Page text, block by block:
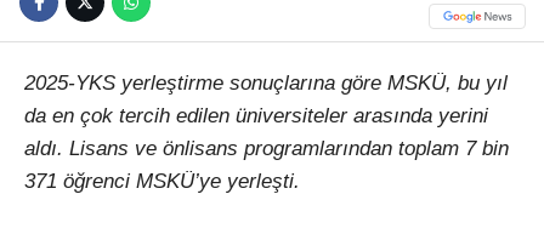
2025-YKS yerleştirme sonuçlarına göre MSKÜ, bu yıl
da en çok tercih edilen üniversiteler arasında yerini
aldı. Lisans ve önlisans programlarından toplam 7 bin
371 öğrenci MSKÜ’ye yerleşti.